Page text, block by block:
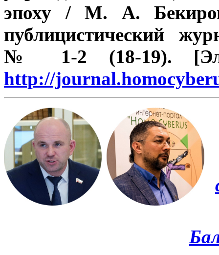
эпоху / М. А.
публицистический
№ 1-2 (18-19).
http://